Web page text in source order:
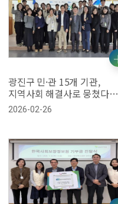
광진구 민·관 15개 기관,
지역사회 해결사로 뭉쳤다…
‘광진 함께 Net’ 2026년 본격
가동
2026-02-26